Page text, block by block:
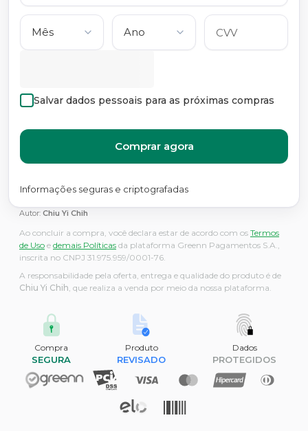
Salvar dados pessoais para as próximas compras
Comprar agora
Informações seguras e criptografadas
Autor: Chiu Yi Chih
Ao concluir a compra, você declara estar de acordo com os Termos
de Uso e demais Políticas da plataforma Greenn Pagamentos S.A.,
inscrita no CNPJ 31.975.959/0001-76.
A responsabilidade pela oferta, entrega e qualidade do produto é de
Chiu Yi Chih, que realiza a venda por meio da nossa plataforma.
Compra
SEGURA
Produto
REVISADO
Dados
PROTEGIDOS